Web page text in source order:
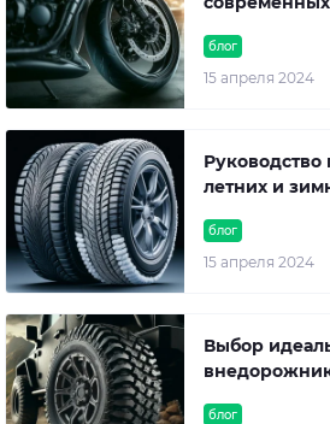
блог
15 апреля 2024
блог
15 апреля 2024
летних и
блог
Выбор